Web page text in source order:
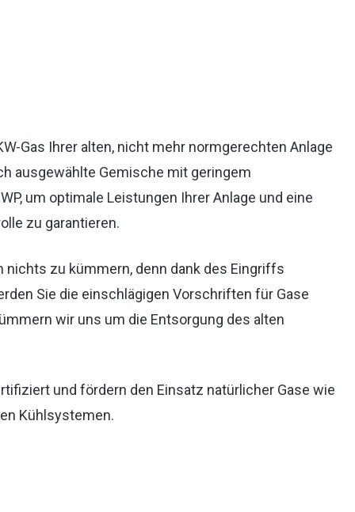
Gas Ihrer alten, nicht mehr normgerechten Anlage
ausgewählte Gemische mit geringem
um optimale Leistungen Ihrer Anlage und eine
zu garantieren.
nichts zu kümmern, denn dank des Eingriffs
Sie die einschlägigen Vorschriften für Gase
wir uns um die Entsorgung des alten
und fördern den Einsatz natürlicher Gase wie
Kühlsystemen.